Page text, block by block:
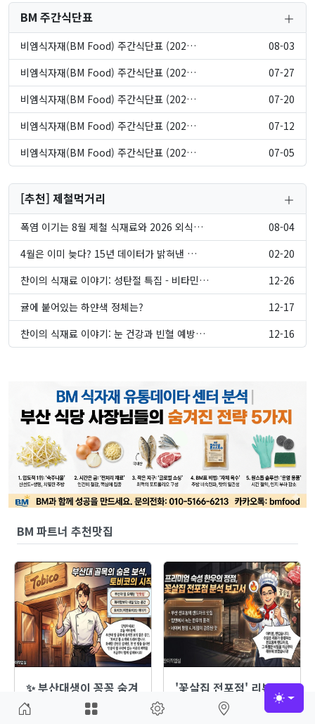
BM 주간식단표
비엠식자재(BM Food) 주간식단표 (202…
08-03
비엠식자재(BM Food) 주간식단표 (202…
07-27
비엠식자재(BM Food) 주간식단표 (202…
07-20
비엠식자재(BM Food) 주간식단표 (202…
07-12
비엠식자재(BM Food) 주간식단표 (202…
07-05
[추천] 제철먹거리
폭염 이기는 8월 제철 식재료와 2026 외식…
08-04
4월은 이미 늦다? 15년 데이터가 밝혀낸 …
02-20
찬이의 식재료 이야기: 성탄절 특집 - 비타민…
12-26
귤에 붙어있는 하얀색 정체는?
12-17
찬이의 식재료 이야기: 눈 건강과 빈혈 예방…
12-16
BM 파트너 추천맛집
✨ 부산대생이 꽁꽁 숨겨
둔 '찐' 보석 같…
'꽃살집 전포점' 리뷰
1,500개 넘은…